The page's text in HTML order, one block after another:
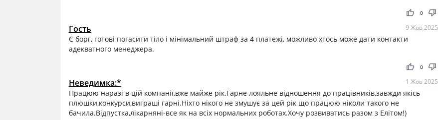
thumb_up thumb_down
0
Гость 9 Жов 2025
Є борг, готові погасити тіло і мінімальний штраф за 4 платежі, можливо хтось може дати контакти
адекватного менеджера.
thumb_up thumb_down
0
Неведимка:* 1 Жов 2025
Працюю наразі в цій компанії,вже майже рік.Гарне лояльне відношення до працівників,завжди якісь
плюшки,конкурси,виграші гарні.Ніхто нікого не змушує за цей рік що працюю ніколи такого не
бачила.Відпустка,лікарняні-все як на всіх нормальних роботах.Хочу розвиватись разом з Елітом!)